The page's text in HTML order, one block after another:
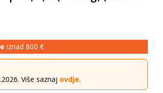
iznad 800 €
Više saznaj ovdje.